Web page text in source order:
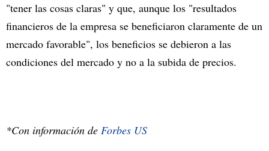
"tener las cosas claras" y que, aunque los "resultados
financieros de la empresa se beneficiaron claramente de un
mercado favorable", los beneficios se debieron a las
condiciones del mercado y no a la subida de precios.
*Con información de Forbes US